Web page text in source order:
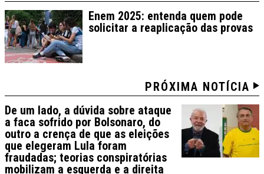
Enem 2025: entenda quem pode
solicitar a reaplicação das provas
PRÓXIMA NOTÍCIA
De um lado, a dúvida sobre ataque
a faca sofrido por Bolsonaro, do
outro a crença de que as eleições
que elegeram Lula foram
fraudadas; teorias conspiratórias
mobilizam a esquerda e a direita